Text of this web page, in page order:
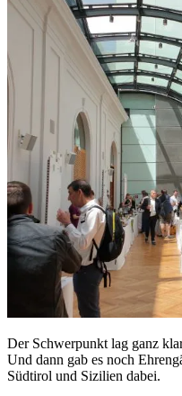
Der Schwerpunkt lag ganz
Und dann gab es noch
Südtirol und Sizilien dabei.